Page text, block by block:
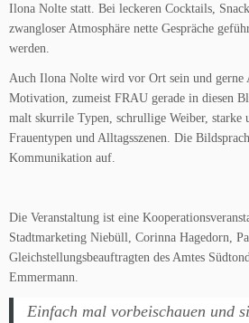
Ilona Nolte statt. Bei leckeren Cocktails,
zwangloser Atmosphäre nette Gespräche
werden.
Auch Ilona Nolte wird vor Ort sein und gerne
Motivation, zumeist FRAU gerade in diesen
malt skurrile Typen, schrullige Weiber, starke
Frauentypen und Alltagsszenen. Die
Kommunikation auf.
Die Veranstaltung ist eine
Stadtmarketing Niebüll, Corinna Hagedorn,
Gleichstellungsbeauftragten des Amtes
Emmermann.
Einfach mal vorbeischauen und